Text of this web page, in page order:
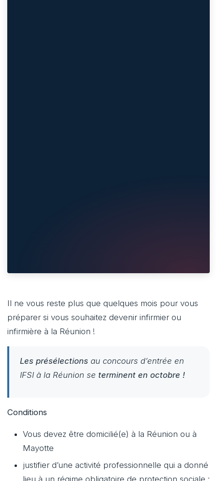
Il ne vous reste plus que quelques mois pour vous
préparer si vous souhaitez devenir infirmier ou
infirmière à la Réunion !
Les présélections au concours d’entrée en
IFSI à la Réunion seterminent en octobre !
Conditions
Vous devez être domicilié(e) à la Réunion ou à
Mayotte
justifier d’une activité professionnelle qui a donné